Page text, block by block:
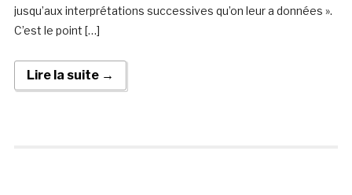
jusqu’aux interprétations successives qu’on leur a données ».
C’est le point […]
Lire la suite →